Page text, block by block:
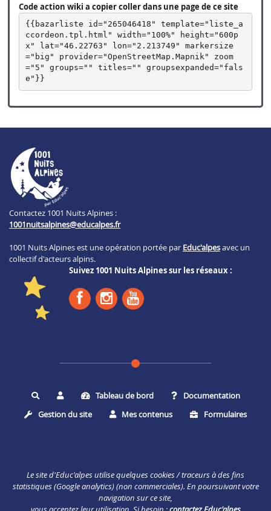
Code action wiki a copier coller dans une page de ce site
{{bazarliste id="265046418" template="liste_a
ccordeon.tpl.html" width="100%" height="600p
x" lat="46.22763" lon="2.213749" markersize
="big" provider="OpenStreetMap.Mapnik" zoom
="5" groups="" titles="" groupsexpanded="fals
e"}}
Contactez 1001 Nuits Alpines :
1001nuitsalpines@educalpes.fr
1001 Nuits Alpines est une opération portée par Educ'alpesavec un
collectif d'acteurs alpins.
Suivez 1001 Nuits Alpines sur les réseaux :
Rechercher Tableau de bord
Documentation
Gestion du site
Mes contenus Formulaires
Le site d'Educ'alpes utilise quelques cookies / traceurs à des fins
statistiques (Google analytics) (non commerciales). En poursuivant votre
navigation sur ce site,